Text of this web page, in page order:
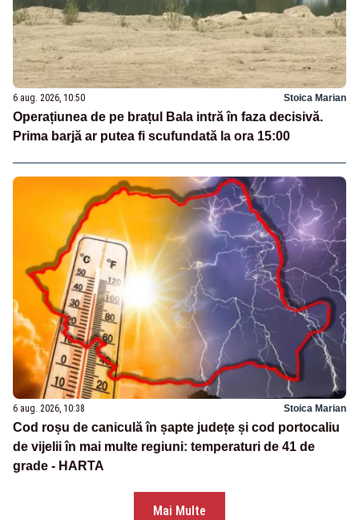
6 aug. 2026, 10:50 Stoica Marian
Operațiunea de pe brațul Bala intră în faza decisivă.
Prima barjă ar putea fi scufundată la ora 15:00
6 aug. 2026, 10:38 Stoica Marian
Cod roșu de caniculă în șapte județe și cod portocaliu
de vijelii în mai multe regiuni: temperaturi de 41 de
grade - HARTA
Mai Multe